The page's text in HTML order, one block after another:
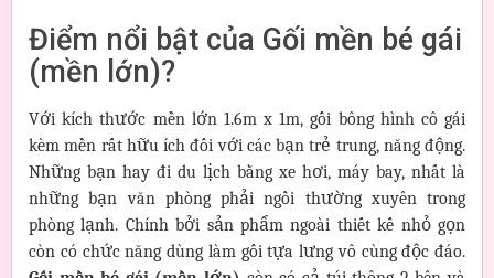
Điểm nổi bật của Gối mền bé gái
(mền lớn)?
Với kích thước mền lớn 1.6m x 1m, gối bông hình cô gái
kèm mền rất hữu ích đối với các bạn trẻ trung, năng động.
Những bạn hay đi du lịch bằng xe hơi, máy bay, nhất là
những bạn văn phòng phải ngồi thường xuyên trong
phòng lạnh. Chính bởi sản phẩm ngoài thiết kế nhỏ gọn
còn có chức năng dùng làm gối tựa lưng vô cùng độc đáo.